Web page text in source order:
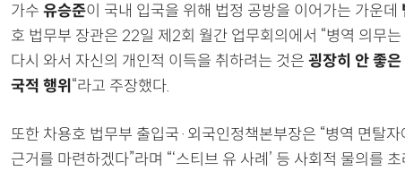
가수 유승준이 국내 입국을 위해 법정 공방을 이어가는 가운데
호 법무부 장관은 22일 제2회 월간 업무회의에서 “병역 의무
다시 와서 자신의 개인적 이득을 취하려는 것은 굉장히 안 좋
국적 행위 “라고 주장했다.
또한 차용호 법무부 출입국·외국인정책본부장은 “병역 면탈
근거를 마련하겠다”라며 “‘스티브 유 사례’ 등 사회적 물의를